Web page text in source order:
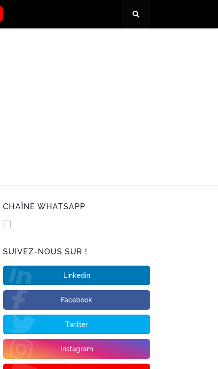
CHAÎNE WHATSAPP
SUIVEZ-NOUS SUR !
Linkedin
Facebook
Twitter
Instagram